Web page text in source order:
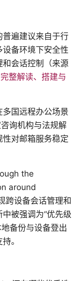
遍建议来自于行
备环境下安全性
会话控制（来源
整解读、搭建与
国远程办公场景
询机构与法规解
对邮箱服务稳定
the
around
跨设备会话管理和
被强调为“优先级
备份与设备登出
。